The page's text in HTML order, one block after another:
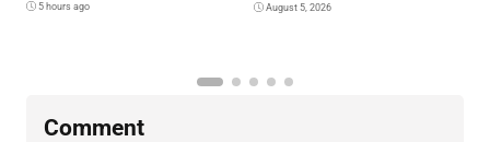
5 hours ago August 5, 2026
Comment